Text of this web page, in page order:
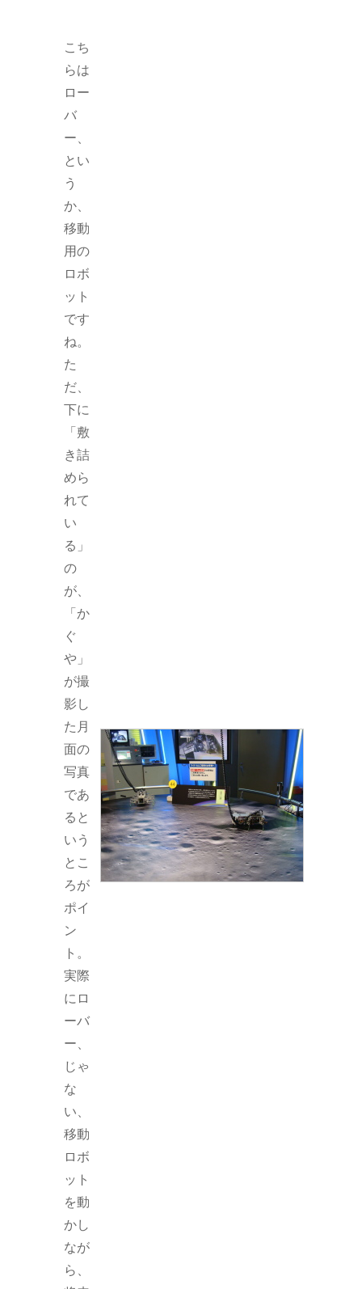
こち
らは
ロー
バ
ー、
とい
う
か、
移動
用の
ロボ
ット
です
ね。
た
だ、
下に
「敷
き詰
めら
れて
い
る」
の
が、
「か
ぐ
や」
が撮
影し
た月
面の
写真
であ
ると
いう
とこ
ろが
ポイ
ン
ト。
実際
にロ
ーバ
ー、
じゃ
な
い、
移動
ロボ
ット
を動
かし
なが
ら、